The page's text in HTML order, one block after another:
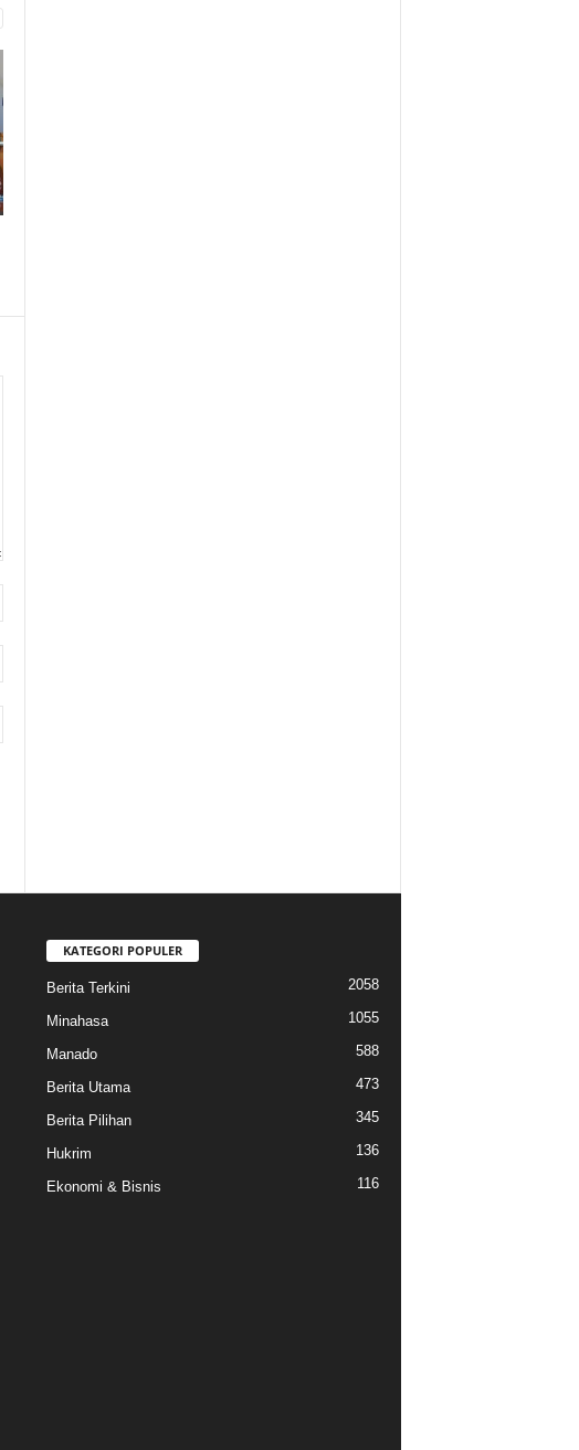
KATEGORI POPULER
Berita Terkini 2058
Minahasa 1055
Manado 588
Berita Utama 473
Berita Pilihan 345
Hukrim 136
Ekonomi & Bisnis 116